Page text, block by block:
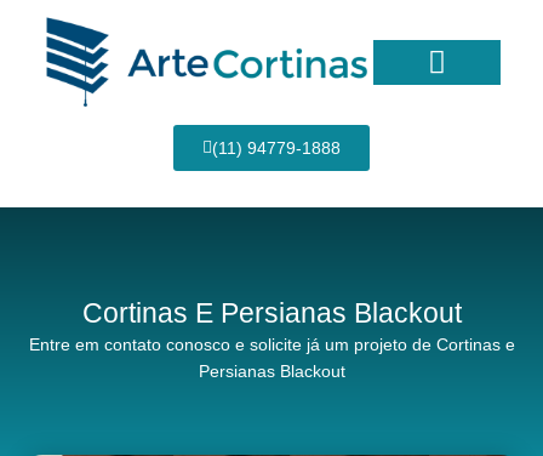
conteúdo
(11) 94779-1888
Cortinas E Persianas Blackout
Entre em contato conosco e solicite já um projeto de Cortinas e
Persianas Blackout